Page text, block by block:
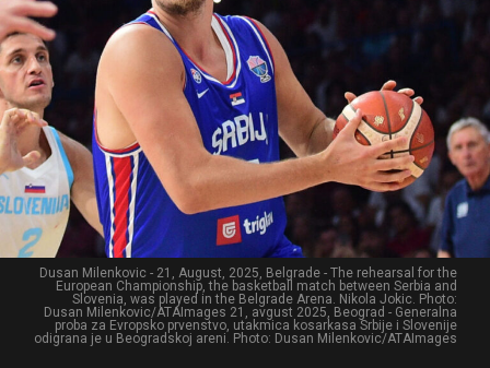
Dusan Milenkovic - 21, August, 2025, Belgrade - The rehearsal for the
European Championship, the basketball match between Serbia and
Slovenia, was played in the Belgrade Arena. Nikola Jokic. Photo:
Dusan Milenkovic/ATAImages 21, avgust 2025, Beograd - Generalna
proba za Evropsko prvenstvo, utakmica kosarkasa Srbije i Slovenije
odigrana je u Beogradskoj areni. Photo: Dusan Milenkovic/ATAImages